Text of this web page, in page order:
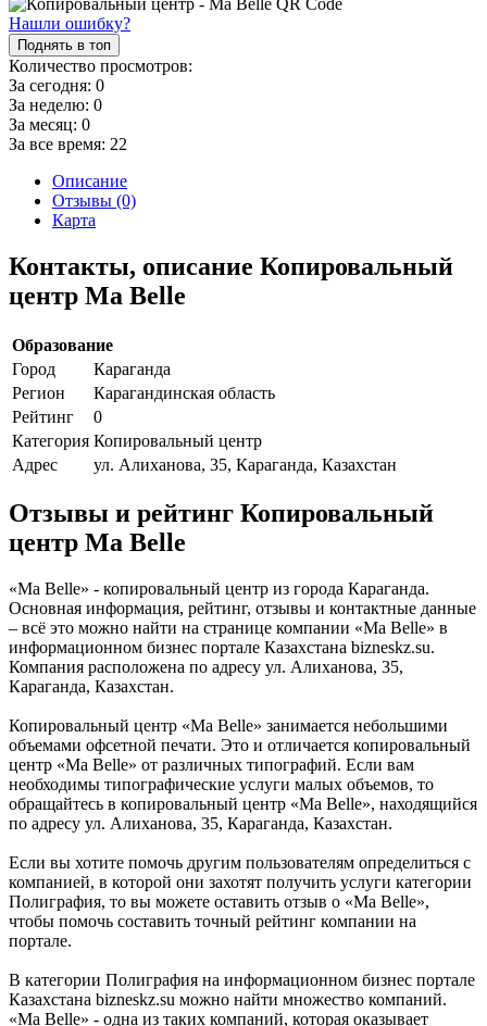
Нашли ошибку?
Поднять в топ
Количество просмотров:
За сегодня: 0
За неделю: 0
За месяц: 0
За все время: 22
Описание
Отзывы (0)
Карта
Контакты, описание Копировальный
центр Ma Belle
Образование
Город
Караганда
Регион
Карагандинская область
Рейтинг
0
Категория Копировальный центр
Адрес
ул. Алиханова, 35, Караганда, Казахстан
Отзывы и рейтинг Копировальный
центр Ma Belle
«Ma Belle» - копировальный центр из города Караганда.
Основная информация, рейтинг, отзывы и контактные данные
– всё это можно найти на странице компании «Ma Belle» в
информационном бизнес портале Казахстана bizneskz.su.
Компания расположена по адресу ул. Алиханова, 35,
Караганда, Казахстан.
Копировальный центр «Ma Belle» занимается небольшими
объемами офсетной печати. Это и отличается копировальный
центр «Ma Belle» от различных типографий. Если вам
необходимы типографические услуги малых объемов, то
обращайтесь в копировальный центр «Ma Belle», находящийся
по адресу ул. Алиханова, 35, Караганда, Казахстан.
Если вы хотите помочь другим пользователям определиться с
компанией, в которой они захотят получить услуги категории
Полиграфия, то вы можете оставить отзыв о «Ma Belle»,
чтобы помочь составить точный рейтинг компании на
портале.
В категории Полиграфия на информационном бизнес портале
Казахстана bizneskz.su можно найти множество компаний.
«Ma Belle» - одна из таких компаний, которая оказывает